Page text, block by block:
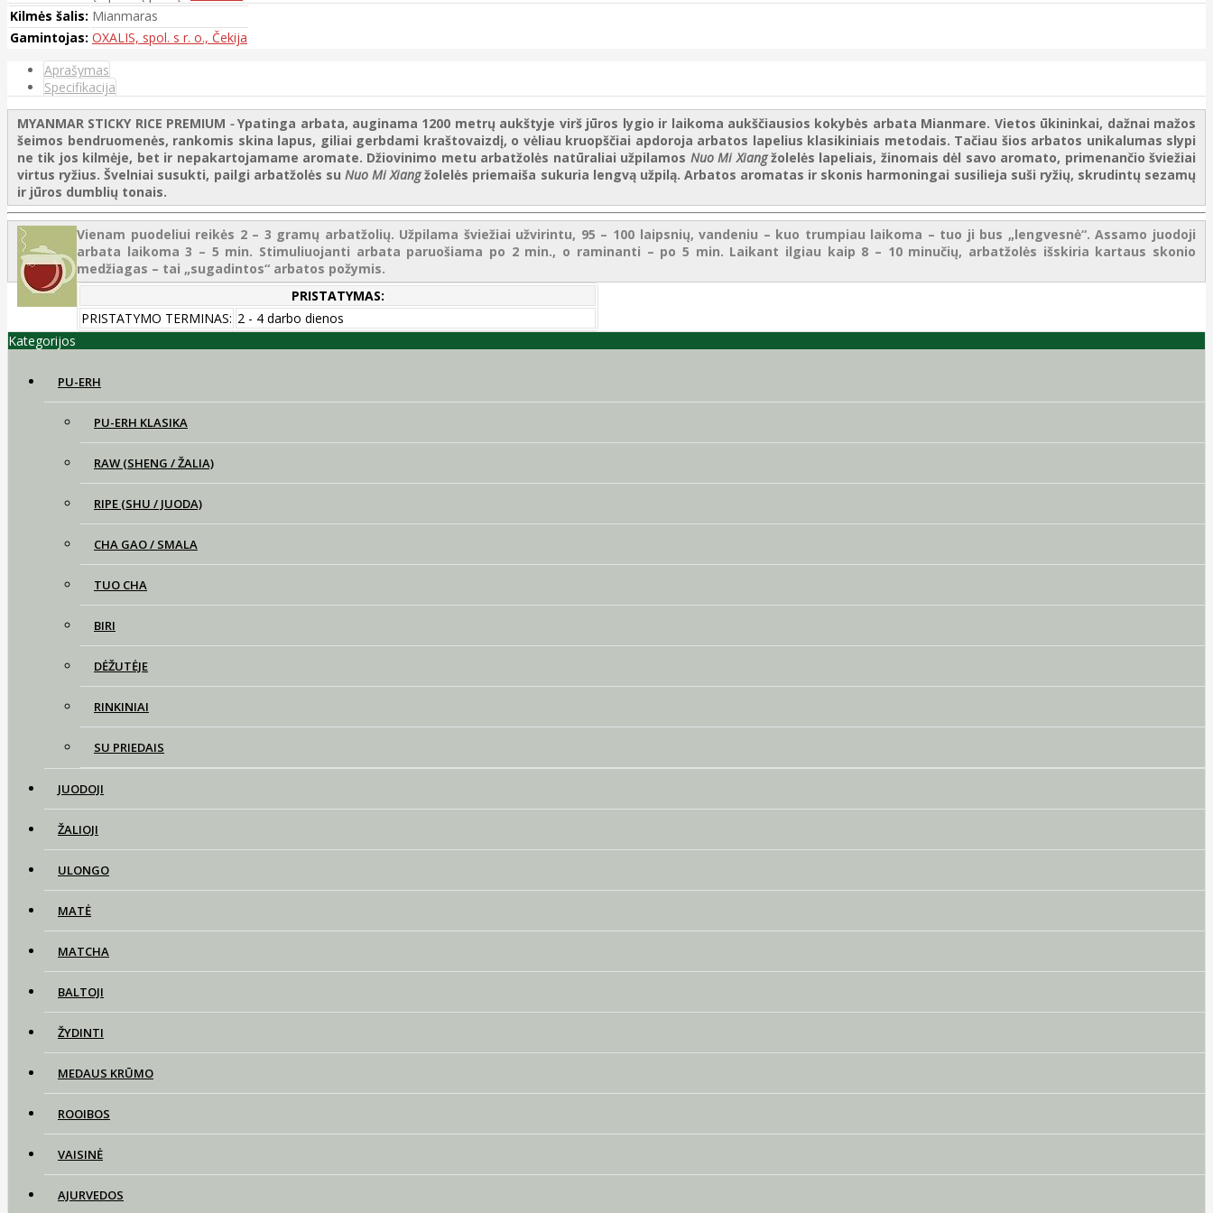
Kilmės šalis: Mianmaras
Gamintojas: OXALIS, spol. s r. o., Čekija
Aprašymas
Specifikacija
MYANMAR STICKY RICE PREMIUM -Ypatinga arbata, auginama 1200 metrų aukštyje virš jūros lygio ir laikoma aukščiausios kokybės arbata Mianmare. Vietos ūkininkai, dažnai mažos
šeimos bendruomenės, rankomis skina lapus, giliai gerbdami kraštovaizdį, o vėliau kruopščiai apdoroja arbatos lapelius klasikiniais metodais. Tačiau šios arbatos unikalumas slypi
ne tik jos kilmėje, bet ir nepakartojamame aromate. Džiovinimo metu arbatžolės natūraliai užpilamos Nuo Mi Xiangžolelės lapeliais, žinomais dėl savo aromato, primenančio šviežiai
virtus ryžius. Švelniai susukti, pailgi arbatžolės su Nuo Mi Xiangžolelės priemaiša sukuria lengvą užpilą. Arbatos aromatas ir skonis harmoningai susilieja suši ryžių, skrudintų sezamų
ir jūros dumblių tonais.
Vienam puodeliui reikės 2 – 3 gramų arbatžolių. Užpilama šviežiai užvirintu, 95 – 100 laipsnių, vandeniu – kuo trumpiau laikoma – tuo ji bus „lengvesnė“. Assamo juodoji
arbata laikoma 3 – 5 min. Stimuliuojanti arbata paruošiama po 2 min., o raminanti – po 5 min. Laikant ilgiau kaip 8 – 10 minučių, arbatžolės išskiria kartaus skonio
medžiagas – tai „sugadintos“ arbatos požymis.
PRISTATYMAS:
PRISTATYMO TERMINAS: 2 - 4 darbo dienos
Kategorijos
PU-ERH
PU-ERH KLASIKA
RAW (SHENG / ŽALIA)
RIPE (SHU / JUODA)
CHA GAO / SMALA
TUO CHA
BIRI
DĖŽUTĖJE
RINKINIAI
SU PRIEDAIS
JUODOJI
ŽALIOJI
ULONGO
MATĖ
MATCHA
BALTOJI
ŽYDINTI
MEDAUS KRŪMO
ROOIBOS
VAISINĖ
AJURVEDOS